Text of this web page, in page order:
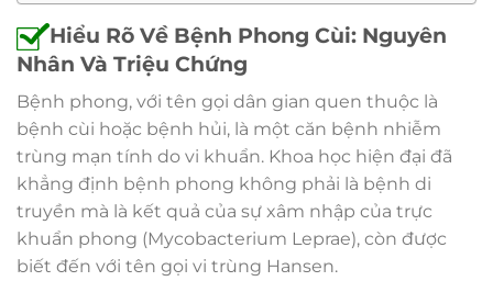
Hiểu Rõ Về Bệnh Phong Cùi: Nguyên
Nhân Và Triệu Chứng
Bệnh phong, với tên gọi dân gian quen thuộc là
bệnh cùi hoặc bệnh hủi, là một căn bệnh nhiễm
trùng mạn tính do vi khuẩn. Khoa học hiện đại đã
khẳng định bệnh phong không phải là bệnh di
truyền mà là kết quả của sự xâm nhập của trực
khuẩn phong (Mycobacterium Leprae), còn được
biết đến với tên gọi vi trùng Hansen.